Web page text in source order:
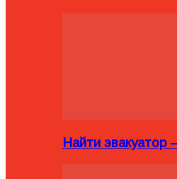
Найти